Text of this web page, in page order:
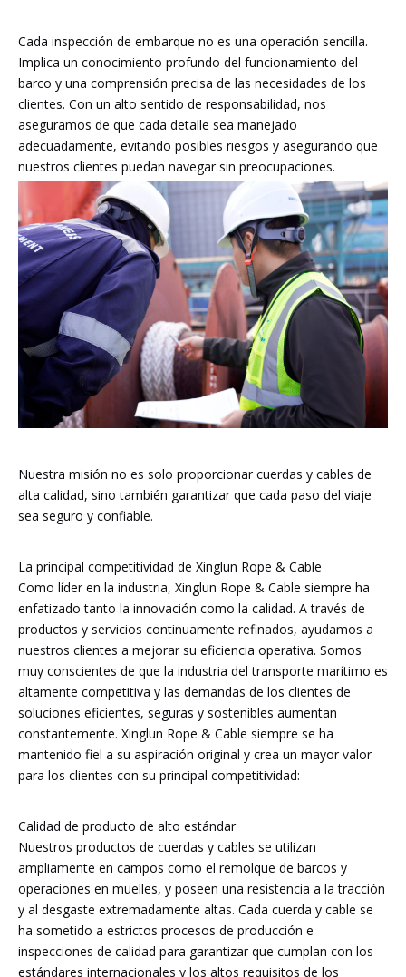
Cada inspección de embarque no es una operación sencilla.
Implica un conocimiento profundo del funcionamiento del
barco y una comprensión precisa de las necesidades de los
clientes. Con un alto sentido de responsabilidad, nos
aseguramos de que cada detalle sea manejado
adecuadamente, evitando posibles riesgos y asegurando que
nuestros clientes puedan navegar sin preocupaciones.
Nuestra misión no es solo proporcionar cuerdas y cables de
alta calidad, sino también garantizar que cada paso del viaje
sea seguro y confiable.
La principal competitividad de Xinglun Rope & Cable
Como líder en la industria, Xinglun Rope & Cable siempre ha
enfatizado tanto la innovación como la calidad. A través de
productos y servicios continuamente refinados, ayudamos a
nuestros clientes a mejorar su eficiencia operativa. Somos
muy conscientes de que la industria del transporte marítimo es
altamente competitiva y las demandas de los clientes de
soluciones eficientes, seguras y sostenibles aumentan
constantemente. Xinglun Rope & Cable siempre se ha
mantenido fiel a su aspiración original y crea un mayor valor
para los clientes con su principal competitividad:
Calidad de producto de alto estándar
Nuestros productos de cuerdas y cables se utilizan
ampliamente en campos como el remolque de barcos y
operaciones en muelles, y poseen una resistencia a la tracción
y al desgaste extremadamente altas. Cada cuerda y cable se
ha sometido a estrictos procesos de producción e
inspecciones de calidad para garantizar que cumplan con los
estándares internacionales y los altos requisitos de los